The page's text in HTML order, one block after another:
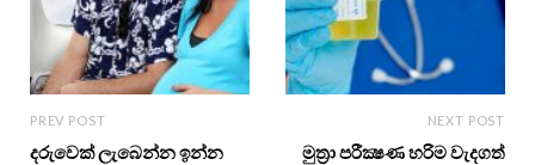
PREV POST
දරුවෙක් ලැබෙන්න ඉන්න
NEXT POST
මුත්‍රා පරීක්‍ෂණ හරිම වැදගත්